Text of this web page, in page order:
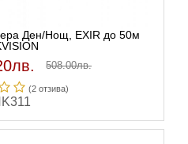
Ден/Нощ, EXIR до 50м
508.00лв.
(2 отзивa)